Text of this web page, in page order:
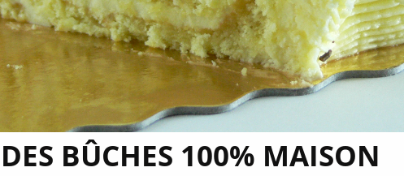
DES BÛCHES 100% MAISON